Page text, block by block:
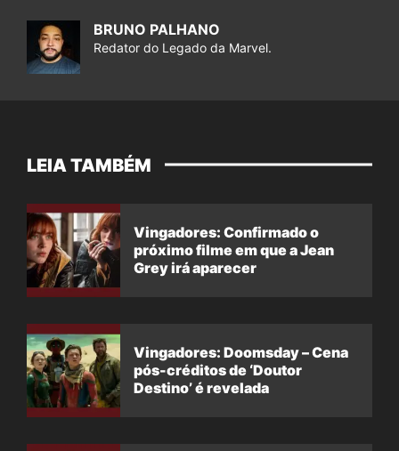
BRUNO PALHANO
Redator do Legado da Marvel.
LEIA TAMBÉM
Vingadores: Confirmado o
próximo filme em que a Jean
Grey irá aparecer
Vingadores: Doomsday – Cena
pós-créditos de ‘Doutor
Destino’ é revelada